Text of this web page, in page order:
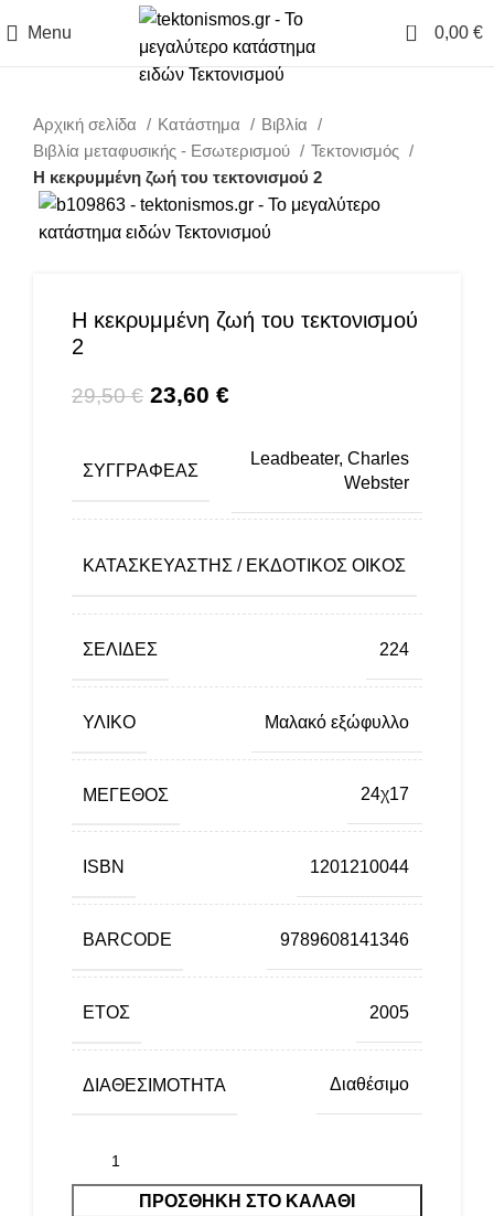
Menu 0 0,00 €
Αρχική σελίδα Κατάστημα
Βιβλία
Βιβλία μεταφυσικής - Εσωτερισμού
Τεκτονισμός
Η κεκρυμμένη ζωή του τεκτονισμού 2
Η κεκρυμμένη ζωή του τεκτονισμού
2
29,50€ Original price was: 29,50 €.
23,60 €
ΣΥΓΓΡΑΦΈΑΣ
Leadbeater, Charles
Webster
ΚΑΤΑΣΚΕΥΑΣΤΉΣ / ΕΚΔΟΤΙΚΌΣ ΟΊΚΟΣ
ΣΕΛΊΔΕΣ 224
ΥΛΙΚΌ Μαλακό εξώφυλλο
ΜΈΓΕΘΟΣ 24χ17
ISBN 1201210044
BARCODE 9789608141346
ΈΤΟΣ 2005
ΔΙΑΘΕΣΙΜΌΤΗΤΑ Διαθέσιμο
ΠΡΟΣΘΉΚΗ ΣΤΟ ΚΑΛΆΘΙ